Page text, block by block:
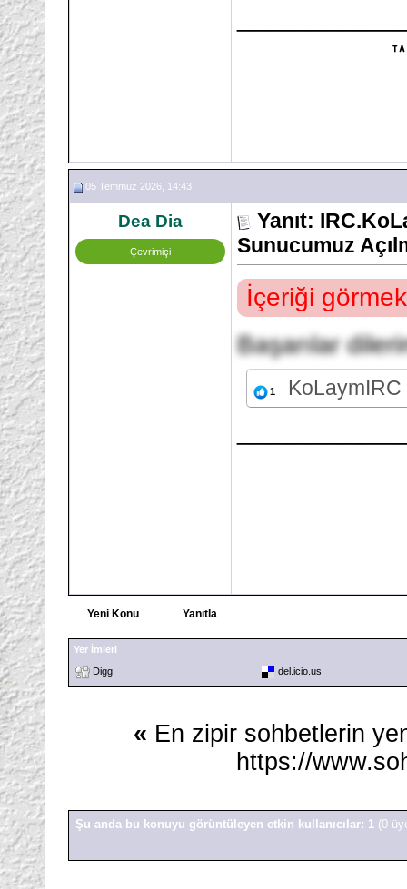
05 Temmuz 2026, 14:43
Dea Dia
Çevrimiçi
Yanıt:
Sunucumuz
İçeriği
Başarılar
1 KoLaymIRC
Yeni Konu Yanıtla
Yer İmleri
Digg
del.icio.us
« En zipir sohbetlerin
https://
Şu anda bu konuyu görüntüleyen etkin kullanıcılar: 1 (0